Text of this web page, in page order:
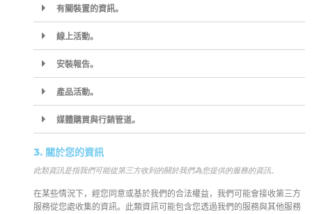
有關裝置的資訊。
線上活動。
安裝報告。
產品活動。
媒體購買與行銷管道。
3. 關於您的資訊
此類資訊是指我們可能從第三方收到的關於我們為您提供的服務的資訊。
在某些情況下，經您同意或基於我們的合法權益，我們可能會接收第三方
服務從您處收集的資訊。此類資訊可能包含您透過我們的服務與其他服務